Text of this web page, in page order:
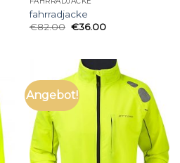
fahrradjacke
€82.00 €36.00
Angebot!